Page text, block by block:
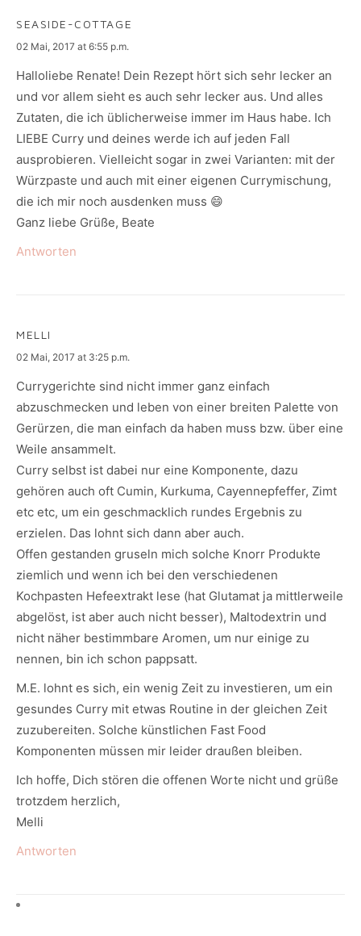
SEASIDE-COTTAGE
says:
02 Mai, 2017 at 6:55 p.m.
Halloliebe Renate! Dein Rezept hört sich sehr lecker an
und vor allem sieht es auch sehr lecker aus. Und alles
Zutaten, die ich üblicherweise immer im Haus habe. Ich
LIEBE Curry und deines werde ich auf jeden Fall
ausprobieren. Vielleicht sogar in zwei Varianten: mit der
Würzpaste und auch mit einer eigenen Currymischung,
die ich mir noch ausdenken muss 😄
Ganz liebe Grüße, Beate
Antworten
MELLI
says:
02 Mai, 2017 at 3:25 p.m.
Currygerichte sind nicht immer ganz einfach
abzuschmecken und leben von einer breiten Palette von
Gerürzen, die man einfach da haben muss bzw. über eine
Weile ansammelt.
Curry selbst ist dabei nur eine Komponente, dazu
gehören auch oft Cumin, Kurkuma, Cayennepfeffer, Zimt
etc etc, um ein geschmacklich rundes Ergebnis zu
erzielen. Das lohnt sich dann aber auch.
Offen gestanden gruseln mich solche Knorr Produkte
ziemlich und wenn ich bei den verschiedenen
Kochpasten Hefeextrakt lese (hat Glutamat ja mittlerweile
abgelöst, ist aber auch nicht besser), Maltodextrin und
nicht näher bestimmbare Aromen, um nur einige zu
nennen, bin ich schon pappsatt.
M.E. lohnt es sich, ein wenig Zeit zu investieren, um ein
gesundes Curry mit etwas Routine in der gleichen Zeit
zuzubereiten. Solche künstlichen Fast Food
Komponenten müssen mir leider draußen bleiben.
Ich hoffe, Dich stören die offenen Worte nicht und grüße
trotzdem herzlich,
Melli
Antworten